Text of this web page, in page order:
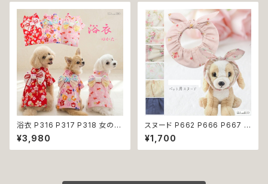
無料 返品交換不可
ウェーブ 青海波 小型犬 子犬 仔
犬
浴衣 P316 P317 P318 女の子
レッド ベビー ピンク ドッグ ウェ
ア ドッグウエア 犬 猫 ペット 服
犬服 猫服 犬の服 猫の服 和装
¥3,980
スヌード P662 P666 P667 P
670 P673 P674 P765 カチ
ューシャ 花柄 小花柄 バラ 薔薇
無地 濡れ防止 汚れ防止 ドッグ
い 小型犬 返品交換不可
¥1,700